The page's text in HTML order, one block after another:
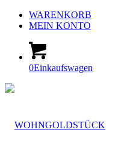
WARENKORB
MEIN KONTO
0Einkaufswagen